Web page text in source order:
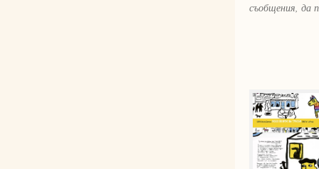
съобщения, да